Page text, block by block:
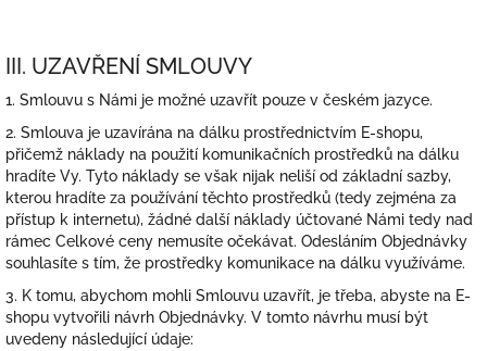
III. UZAVŘENÍ SMLOUVY
1. Smlouvu s Námi je možné uzavřít pouze v českém jazyce.
2. Smlouva je uzavírána na dálku prostřednictvím E-shopu,
přičemž náklady na použití komunikačních prostředků na dálku
hradíte Vy. Tyto náklady se však nijak neliší od základní sazby,
kterou hradíte za používání těchto prostředků (tedy zejména za
přístup k internetu), žádné další náklady účtované Námi tedy nad
rámec Celkové ceny nemusíte očekávat. Odesláním Objednávky
souhlasíte s tím, že prostředky komunikace na dálku využíváme.
3. K tomu, abychom mohli Smlouvu uzavřít, je třeba, abyste na E-
shopu vytvořili návrh Objednávky. V tomto návrhu musí být
uvedeny následující údaje: